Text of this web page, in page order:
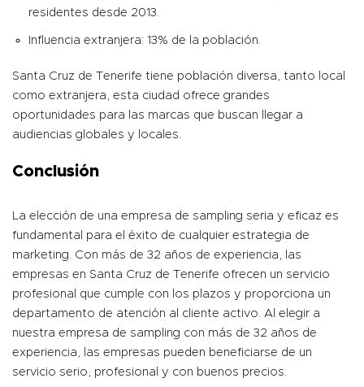
residentes desde 2013.
Influencia extranjera: 13% de la población.
Santa Cruz de Tenerife tiene población diversa, tanto local
como extranjera, esta ciudad ofrece grandes
oportunidades para las marcas que buscan llegar a
audiencias globales y locales.
Conclusión
La elección de una empresa de sampling seria y eficaz es
fundamental para el éxito de cualquier estrategia de
marketing. Con más de 32 años de experiencia, las
empresas en Santa Cruz de Tenerife ofrecen un servicio
profesional que cumple con los plazos y proporciona un
departamento de atención al cliente activo. Al elegir a
nuestra empresa de sampling con más de 32 años de
experiencia, las empresas pueden beneficiarse de un
servicio serio, profesional y con buenos precios.